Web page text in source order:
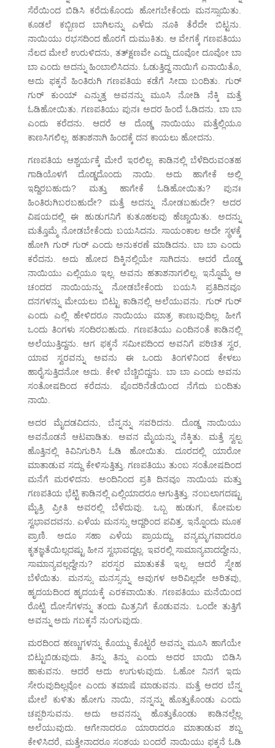
ಸೆರೆಯಿಂದ ಬಿಡಿಸಿ ಕರೆದುಕೊಂದು ಹೋಗಬೇಕೆಂದು ಮನಸ್ಸಾಯಿತು.
ಕೂಡಲೆ ಕಬ್ಬಿಣದ ಬಾಗಿಲನ್ನು ಎಳೆದು ನೂಕಿ ತೆರೆದೇ ಬಿಟ್ಟನು.
ನಾಯಿಯು ರಭಸದಿಂದ ಹೊರಗೆ ದುಮುಕಿತು. ಆ ವೇಗಕ್ಕೆ ಗಣಪತಿಯು
ನೆಲದ ಮೇಲೆ ಉರುಳಿದನು, ತತ್‌ಕ್ಷಣವೇ ಎದ್ದು ದೂವೋ ದೂವೋ ಬಾ
ಬಾ ಎಂದು ಅದನ್ನು ಹಿಂಬಾಲಿಸಿದನು. ಓಡುತ್ತಿದ್ದ ನಾಯಿಗೆ ಏನಾಯಿತೊ,
ಅದು ಫಕ್ಕನೆ ಹಿಂತಿರುಗಿ ಗಣಪತಿಯ ಕಡೆಗೆ ಸೀದಾ ಬಂದಿತು. ಗುರ್
ಗುರ್ ಕುಂಯ್ ಎನ್ನುತ್ತ ಅವನನ್ನು ಮೂಸಿ ನೋಡಿ ನೆಕ್ಕಿ ಮತ್ತೆ
ಓಡಿಹೋಯಿತು. ಗಣಪತಿಯು ಪುನಃ ಅದರ ಹಿಂದೆ ಓಡಿದನು. ಬಾ ಬಾ
ಎಂದು ಕರೆದನು. ಆದರೆ ಆ ದೊಡ್ಡ ನಾಯಿಯು ಮತ್ತೆಲ್ಲಿಯೂ
ಕಾಣಸಿಗಲಿಲ್ಲ. ಹತಾಶನಾಗಿ ಹಿಂದಕ್ಕೆ ದನ ಕಾಯಲು ಹೋದನು.
ಗಣಪತಿಯ ಆಶ್ಚರ್ಯಕ್ಕೆ ಮೇರೆ ಇರಲಿಲ್ಲ. ಕಾಡಿನಲ್ಲಿ ಬೆಳೆದಿರುವಂತಹ
ಗಾಡಿಯೊಳಗೆ ದೊಡ್ಡದೊಂದು ನಾಯಿ. ಅದು ಹಾಗೇಕೆ ಅಲ್ಲಿ
ಇದ್ದಿರಬಹುದು? ಮತ್ತು ಹಾಗೇಕೆ ಓಡಿಹೋಯಿತು? ಪುನಃ
ಹಿಂತಿರುಗಿಬರಬಹುದೇ? ಮತ್ತೆ ಅದನ್ನು ನೋಡಬಹುದೇ? ಅದರ
ವಿಷಯದಲ್ಲಿ ಈ ಹುಡುಗನಿಗೆ ಕುತೂಹಲವು ಹೆಚ್ಚಾಯಿತು. ಅದನ್ನು
ಮತ್ತೊಮ್ಮೆ ನೋಡಬೇಕೆಂದು ಬಯಸಿದನು. ಸಾಯಂಕಾಲ ಅದೇ ಸ್ಥಳಕ್ಕೆ
ಹೋಗಿ ಗುರ್ ಗುರ್ ಎಂದು ಅನುಕರಣೆ ಮಾಡಿದನು. ಬಾ ಬಾ ಎಂದು
ಕರೆದನು. ಅದು ಹೋದ ದಿಕ್ಕಿನಲ್ಲಿಯೇ ಸಾಗಿದನು. ಆದರೆ ದೊಡ್ಡ
ನಾಯಿಯು ಎಲ್ಲಿಯೂ ಇಲ್ಲ. ಅವನು ಹತಾಶನಾಗಲಿಲ್ಲ. ಇನ್ನೊಮ್ಮೆ ಆ
ಚಂದದ ನಾಯಿಯನ್ನು ನೋಡಬೇಕೆಂದು ಬಯಸಿ ಪ್ರತಿದಿನವೂ
ದನಗಳನ್ನು ಮೇಯಲು ಬಿಟ್ಟು ಕಾಡಿನಲ್ಲಿ ಅಲೆಯುವನು. ಗುರ್ ಗುರ್
ಎಂದು ಎಲ್ಲಿ ಹೇಳಿದರೂ ನಾಯಿಯು ಮಾತ್ರ ಕಾಣುವುದಿಲ್ಲ. ಹೀಗೆ
ಒಂದು ತಿಂಗಳು ಸಂದಿರಬಹುದು. ಗಣಪತಿಯು ಎಂದಿನಂತೆ ಕಾಡಿನಲ್ಲಿ
ಅಲೆಯುತ್ತಿದ್ದನು. ಆಗ ಫಕ್ಕನೆ ಸಮೀಪದಿಂದ ಅವನಿಗೆ ಪರಿಚಿತ ಸ್ವರ,
ಯಾವ ಸ್ವರವನ್ನು ಅವನು ಈ ಒಂದು ತಿಂಗಳಿನಿಂದ ಕೇಳಲು
ಹಾರೈಸುತ್ತಿದನೋ ಅದು. ಕೇಳಿ ಬೆಚ್ಚಿಬಿದ್ದನು. ಬಾ ಬಾ ಎಂದು ಅವನು
ಸಂತೋಷದಿಂದ ಕರೆದನು. ಪೊದರಿನೆಡೆಯಿಂದ ನೆಗೆದು ಬಂದಿತು
ನಾಯಿ.
ಅದರ ಮೈದಡವಿದನು, ಬೆನ್ನನ್ನು ಸವರಿದನು. ದೊಡ್ಡ ನಾಯಿಯು
ಅವನೊಡನೆ ಆಟವಾಡಿತು. ಅವನ ಮೈಯನ್ನು ನೆಕ್ಕಿತು. ಮತ್ತೆ ಸ್ವಲ್ಪ
ಹೊತ್ತಿನಲ್ಲಿ ಕಿವಿನಿಗುರಿಸಿ ಓಡಿ ಹೋಯಿತು. ದೂರದಲ್ಲಿ ಯಾರೋ
ಮಾತಾಡುವ ಸದ್ದು ಕೇಳಿಸುತ್ತಿತ್ತು. ಗಣಪತಿಯು ತುಂಬ ಸಂತೋಷದಿಂದ
ಮನೆಗೆ ಮರಳಿದನು. ಅಂದಿನಿಂದ ಪ್ರತಿ ದಿನವೂ ನಾಯಿಯ ಮತ್ತು
ಗಣಪತಿಯ ಭೆಟ್ಟಿ ಕಾಡಿನಲ್ಲಿ ಎಲ್ಲಿಯಾದರೂ ಆಗುತ್ತಿತ್ತು. ನಂಬಲಾಗದಷ್ಟು
ಮೈತ್ರಿ ಪ್ರೀತಿ ಅವರಲ್ಲಿ ಬೆಳೆದುವು. ಒಬ್ಬ ಹುಡುಗ, ಕೋಮಲ
ಸ್ವಭಾವದವನು. ಎಳೆಯ ಮನಸ್ಸು ಆದ್ದರಿಂದ ಪವಿತ್ರ. ಇನ್ನೊಂದು ಮೂಕ
ಪ್ರಾಣಿ. ಅದೂ ಸಹಾ ಎಳೆಯ ಪ್ರಾಯದ್ದು. ವನ್ಯಮೃಗವಾದರೂ
ಕೃತಜ್ಞತೆಯಿಲ್ಲದಷ್ಟು ಹೀನ ಸ್ವಭಾವದ್ದಲ್ಲ. ಇವರಲ್ಲಿ ಸಾಮಾನ್ಯವಾದದ್ದೇನು,
ಸಾಮಾನ್ಯವಲ್ಲದ್ದೇನು? ಪರಸ್ಪರ ಮಾತುಕತೆ ಇಲ್ಲ. ಆದರೆ ಸ್ನೇಹ
ಬೆಳೆಯಿತು. ಮನಸ್ಸು ಮನಸ್ಸನ್ನು ಅವುಗಳ ಅರಿವಿಲ್ಲದೇ ಅರಿತವು,
ಹೃದಯದಿಂದ ಹೃದಯಕ್ಕೆ ಎರಕವಾಯಿತು. ಗಣಪತಿಯು ಮನೆಯಿಂದ
ರೊಟ್ಟಿ ದೋಸೆಗಳನ್ನು ತಂದು ಮಿತ್ರನಿಗೆ ಕೊಡುವನು. ಒಂದೇ ತುತ್ತಿಗೆ
ಅವನ್ನು ಅದು ಗಬಕ್ಕನೆ ನುಂಗುವುದು.
ಮರದಿಂದ ಹಣ್ಣುಗಳನ್ನು ಕೊಯ್ದು ಕೊಟ್ಟರೆ ಅವನ್ನು ಮೂಸಿ ಹಾಗೆಯೇ
ಬಿಟ್ಟುಬಿಡುವುದು. ತಿನ್ನು ತಿನ್ನು ಎಂದು ಅದರ ಬಾಯಿ ಬಿಡಿಸಿ
ಹಾಕುವನು. ಆದರೆ ಅದು ಉಗುಳುವುದು. ಓಹೋ ನಿನಗೆ ಇದು
ಸೇರುವುದಿಲ್ಲವೋ ಎಂದು ತಮಾಷೆ ಮಾಡುವನು. ಮತ್ತೆ ಅದರ ಬೆನ್ನ
ಮೇಲೆ ಕುಳಿತು ಹೋಗು ನಾಯಿ, ನನ್ನನ್ನು ಹೊತ್ತುಕೊಂಡು ಎಂದು
ಚಪ್ಪರಿಸುವನು. ಅದು ಅವನನ್ನು ಹೊತ್ತುಕೊಂಡು ಕಾಡಿನಲ್ಲೆಲ್ಲ
ಅಲೆಯುವುದು. ಆಗೇನಾದರೂ ಯಾರಾದರೂ ಮಾತಾಡುವ ಶಬ್ದ
ಕೇಳಿಸಿದರೆ, ಮತ್ತೇನಾದರೂ ಸಂಶಯ ಬಂದರೆ ನಾಯಿಯು ಫಕ್ಕನೆ ಓಡಿ